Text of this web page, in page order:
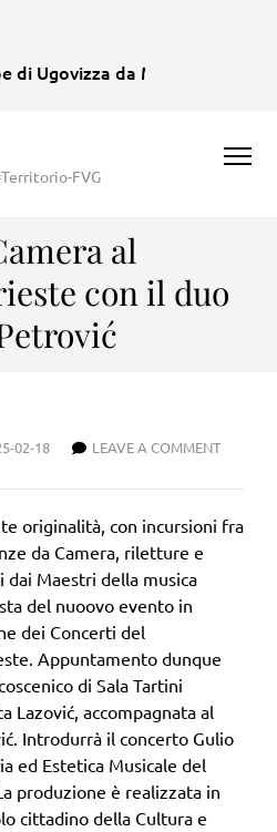
di Ugovizza da Mozart a
FVG
al
con il duo
02-18 LEAVE A COMMENT
originalità, con incursioni fra
da Camera, riletture e
dai Maestri della musica
del nuoovo evento in
dei Concerti del
Appuntamento dunque
di Sala Tartini
Lazović, accompagnata al
Introdurrà il concerto Gulio
ed Estetica Musicale del
produzione è realizzata in
cittadino della Cultura e